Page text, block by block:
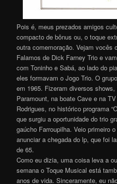
Pois é, meus prezados amigos
compacto de bônus ou, o toque
outra comemoração. Vejam vocês
Falamos de Dick Farney Trio e
com Toninho e Sabá, ao lado do
eles formavam o Jogo Trio. O
em 1965. Fizeram diversos
Paramount, na boate Cave e na
Rodrigues, no histórico programa
que surgiu a oportunidade do trio
gaúcho Farroupilha. Veio primeiro
anunciar a chegada do lp, que foi
de 65.
Como eu dizia, uma coisa leva a
semana o Toque Musical está
anos de vida. Sinceramente, eu